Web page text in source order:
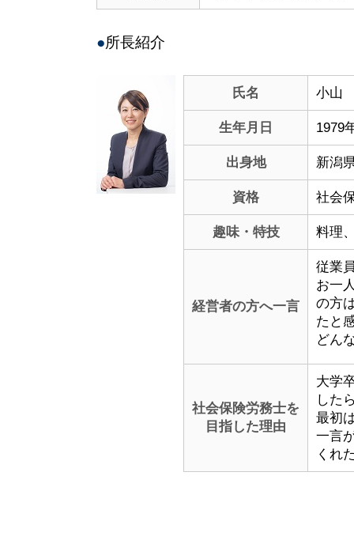
●所長紹介
氏名 小山
生年月日 1979
出身地 新潟
資格 社会
趣味・特技 料理
経営者の方へ一言
従業
お一
の方
たと
どん
社会保険労務士を
目指した理由
大学
した
最初
一言
くれ